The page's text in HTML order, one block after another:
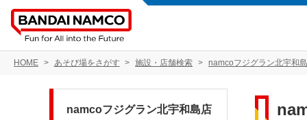
HOME あそび場をさがす 施設・店舗検索 namcoフジグラン北宇和
namcoフジグラン北宇和島店